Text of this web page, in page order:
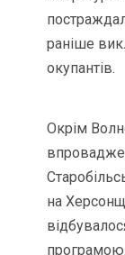
раніше
окупантів.
Окрім
на